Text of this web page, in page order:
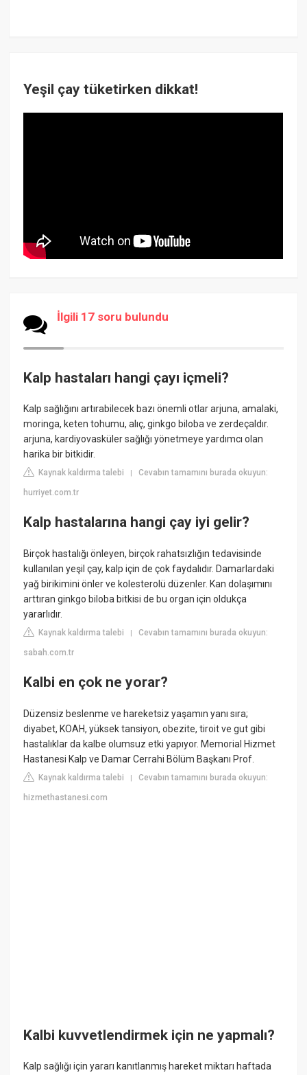
Yeşil çay tüketirken dikkat!
İlgili 17 soru bulundu
Kalp hastaları hangi çayı içmeli?
Kalp sağlığını artırabilecek bazı önemli otlar arjuna, amalaki,
moringa, keten tohumu, alıç, ginkgo biloba ve zerdeçaldır.
arjuna, kardiyovasküler sağlığı yönetmeye yardımcı olan
harika bir bitkidir.
Kaynak kaldırma talebi |Cevabın tamamını burada okuyun:
hurriyet.com.tr
Kalp hastalarına hangi çay iyi gelir?
Birçok hastalığı önleyen, birçok rahatsızlığın tedavisinde
kullanılan yeşil çay, kalp için de çok faydalıdır. Damarlardaki
yağ birikimini önler ve kolesterolü düzenler. Kan dolaşımını
arttıran ginkgo biloba bitkisi de bu organ için oldukça
yararlıdır.
Kaynak kaldırma talebi |Cevabın tamamını burada okuyun:
sabah.com.tr
Kalbi en çok ne yorar?
Düzensiz beslenme ve hareketsiz yaşamın yanı sıra;
diyabet, KOAH, yüksek tansiyon, obezite, tiroit ve gut gibi
hastalıklar da kalbe olumsuz etki yapıyor. Memorial Hizmet
Hastanesi Kalp ve Damar Cerrahi Bölüm Başkanı Prof.
Kaynak kaldırma talebi |Cevabın tamamını burada okuyun:
hizmethastanesi.com
Kalbi kuvvetlendirmek için ne yapmalı?
Kalp sağlığı için yararı kanıtlanmış hareket miktarı haftada